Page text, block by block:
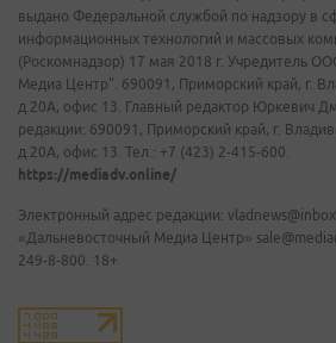
выдано Федеральной службой по надзору в
информационных технологий и массовых
(Роскомнадзор) 17 мая 2018 г. Учредитель
Медиа Центр". 690091, Приморский край, г.
д.20А, офис 13. Главный редактор Юркевич
редакции: 690091, Приморский край, г.
д.20А, офис 13. Тел.: +7 (423) 2-415-600.
https://mediadv.online/
Электронный адрес редакции:
«Дальневосточный Медиа Центр»
249-8-800. 18+